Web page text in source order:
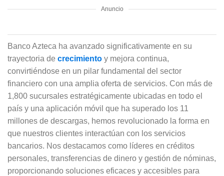
Anuncio
Banco Azteca ha avanzado significativamente en su
trayectoria de crecimiento y mejora continua,
convirtiéndose en un pilar fundamental del sector
financiero con una amplia oferta de servicios. Con más de
1,800 sucursales estratégicamente ubicadas en todo el
país y una aplicación móvil que ha superado los 11
millones de descargas, hemos revolucionado la forma en
que nuestros clientes interactúan con los servicios
bancarios. Nos destacamos como líderes en créditos
personales, transferencias de dinero y gestión de nóminas,
proporcionando soluciones eficaces y accesibles para